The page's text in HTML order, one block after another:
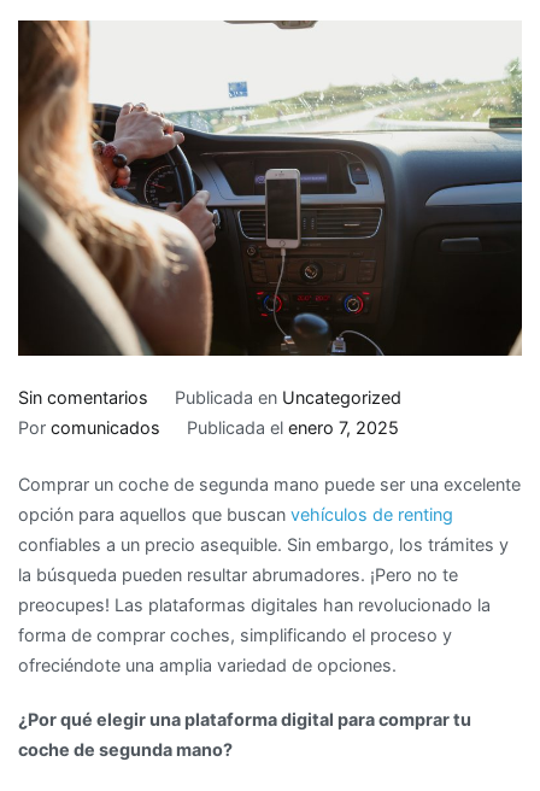
Sin comentarios
¿Buscas
coche
de
segunda
mano?
Olvídate
de
los
¡Las
plataformas
Publicada en Uncategorized
Por comunicados Publicada el enero 7, 2025
Comprar un coche de segunda mano puede ser una excelente
opción para aquellos que buscan vehículos de renting
confiables a un precio asequible. Sin embargo, los trámites y
la búsqueda pueden resultar abrumadores. ¡Pero no te
preocupes! Las plataformas digitales han revolucionado la
forma de comprar coches, simplificando el proceso y
ofreciéndote una amplia variedad de opciones.
¿Por qué elegir una plataforma digital para comprar tu
coche de segunda mano?